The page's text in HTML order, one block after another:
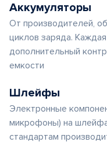
Аккумуляторы
От производителей,
циклов заряда.
дополнительный
емкости
Шлейфы
Электронные
микрофоны) на
стандартам